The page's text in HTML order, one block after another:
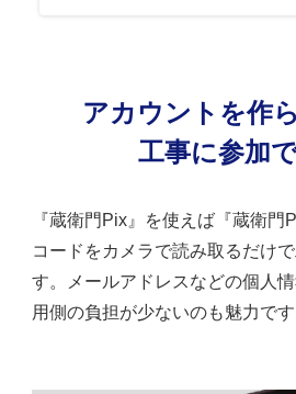
アカウントを作
工事に参加
『蔵衛門Pix』を使えば『蔵衛門
コードをカメラで読み取るだけ
す。メールアドレスなどの個人
用側の負担が少ないのも魅力です